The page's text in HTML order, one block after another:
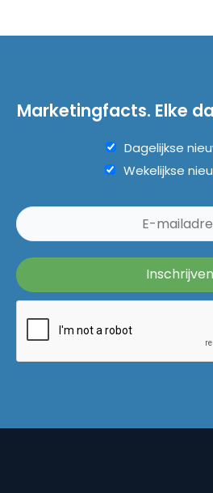
Marketingfacts. Elke
Dagelijkse
Wekelijkse